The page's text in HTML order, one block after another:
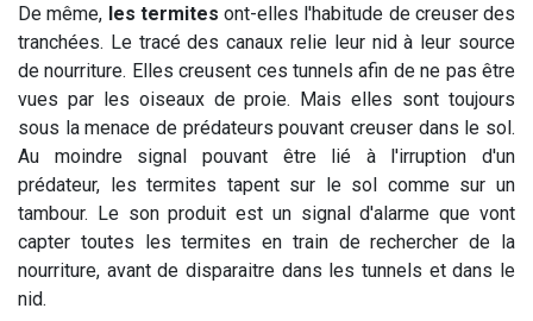
De même, les termites ont-elles l'habitude de creuser des
tranchées. Le tracé des canaux relie leur nid à leur source
de nourriture. Elles creusent ces tunnels afin de ne pas être
vues par les oiseaux de proie. Mais elles sont toujours
sous la menace de prédateurs pouvant creuser dans le sol.
Au moindre signal pouvant être lié à l'irruption d'un
prédateur, les termites tapent sur le sol comme sur un
tambour. Le son produit est un signal d'alarme que vont
capter toutes les termites en train de rechercher de la
nourriture, avant de disparaitre dans les tunnels et dans le
nid.